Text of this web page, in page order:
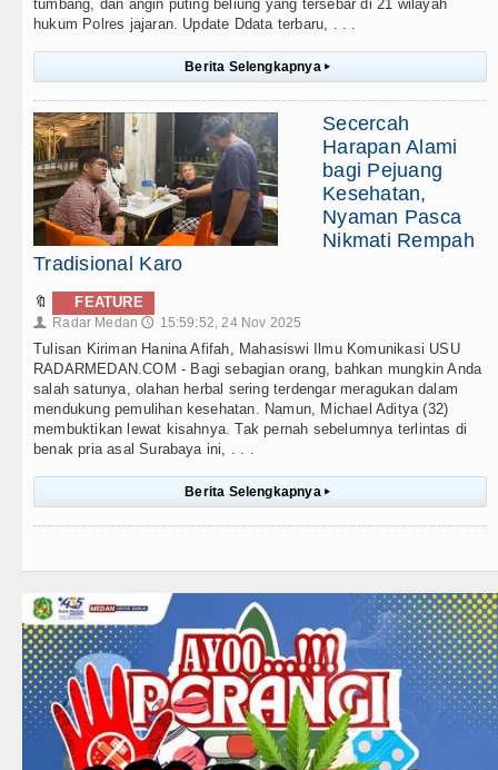
tumbang, dan angin puting beliung yang tersebar di 21 wilayah
hukum Polres jajaran. Update Ddata terbaru, . . .
Berita Selengkapnya ▸
Secercah
Harapan Alami
bagi Pejuang
Kesehatan,
Nyaman Pasca
Nikmati Rempah
Tradisional Karo
🔖 FEATURE
👤 Radar Medan 🕔 15:59:52, 24 Nov 2025
Tulisan Kiriman Hanina Afifah, Mahasiswi Ilmu Komunikasi USU
RADARMEDAN.COM - Bagi sebagian orang, bahkan mungkin Anda
salah satunya, olahan herbal sering terdengar meragukan dalam
mendukung pemulihan kesehatan. Namun, Michael Aditya (32)
membuktikan lewat kisahnya. Tak pernah sebelumnya terlintas di
benak pria asal Surabaya ini, . . .
Berita Selengkapnya ▸